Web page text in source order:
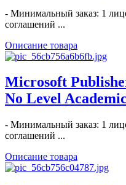
- Минимальный заказ: 1
соглашений ...
Описание товара
Microsoft
No Level
- Минимальный заказ: 1
соглашений ...
Описание товара